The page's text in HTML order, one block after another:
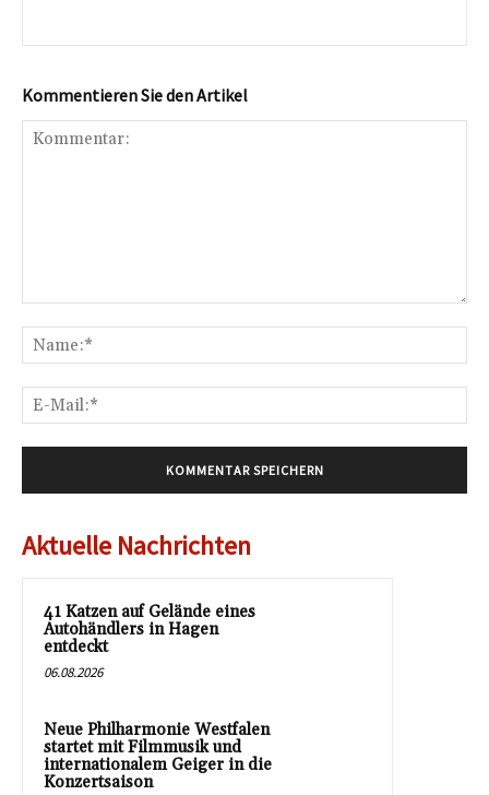
Kommentieren Sie den Artikel
Aktuelle Nachrichten
41 Katzen auf Gelände eines
Autohändlers in Hagen
entdeckt
06.08.2026
Neue Philharmonie Westfalen
startet mit Filmmusik und
internationalem Geiger in die
Konzertsaison